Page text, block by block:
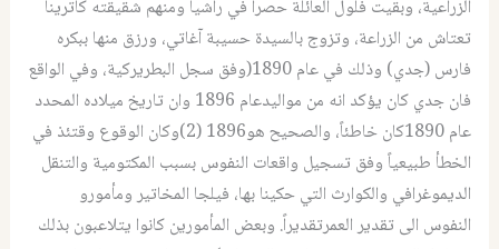
الزراعية، وبقيت فلول العائلة حصراً في راشيا ومنهم شقيقته كاترينا
تعتاش من الزراعة، وتزوج بالسيدة حسيبة آغاتي، ورزق منها ببكره
فارس (جدي) وذلك في عام 1890(وفق سجل البطريركية، وفي الواقع
فان جدي كان يؤكد انه من مواليدعام 1896 وان تاريخ ميلاده المحدد
عام 1890كان خاطئاً، والصحيح هو1896 (2)وكان الوقوع وقتئذ في
الخطأ طبيعياً وفق تسجيل واقعات النفوس بسبب المكتومية والتنقل
الديموغرافي والكوارث التي حكينا بها، فيلجا المخاتير ومأمورو
النفوس الى تقدير العمرتقديراً. وبعض المأمورين كانوا يتلاعبون بذلك